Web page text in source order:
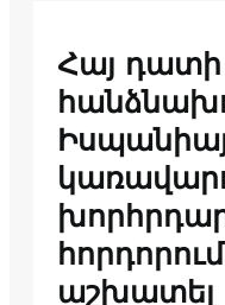
Հայ դատի
աշխատել